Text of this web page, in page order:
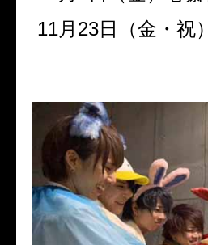
11月 23日（金・祝